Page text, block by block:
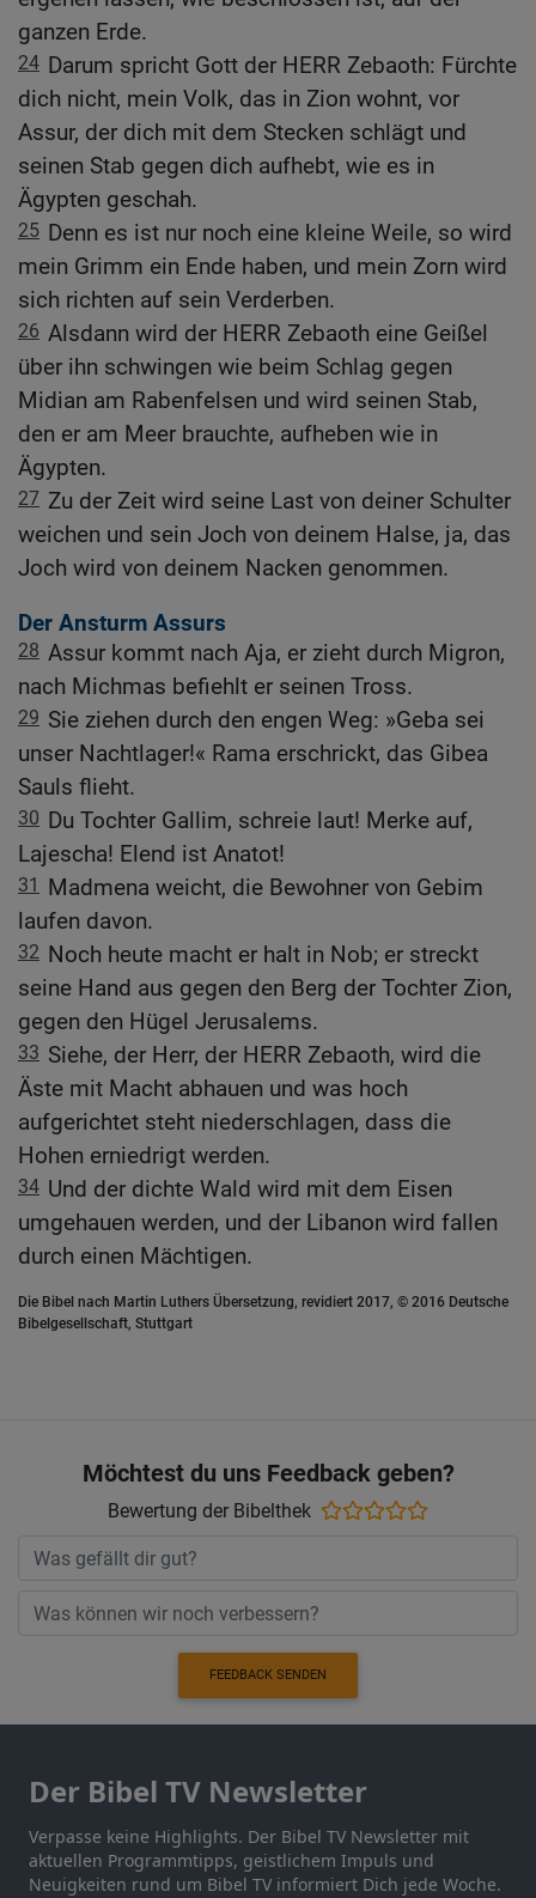
ganzen Erde.
24 Darum spricht Gott der HERR Zebaoth: Fürchte
dich nicht, mein Volk, das in Zion wohnt, vor
Assur, der dich mit dem Stecken schlägt und
seinen Stab gegen dich aufhebt, wie es in
Ägypten geschah.
25 Denn es ist nur noch eine kleine Weile, so wird
mein Grimm ein Ende haben, und mein Zorn wird
sich richten auf sein Verderben.
26 Alsdann wird der HERR Zebaoth eine Geißel
über ihn schwingen wie beim Schlag gegen
Midian am Rabenfelsen und wird seinen Stab,
den er am Meer brauchte, aufheben wie in
Ägypten.
27 Zu der Zeit wird seine Last von deiner Schulter
weichen und sein Joch von deinem Halse, ja, das
Joch wird von deinem Nacken genommen.
Der Ansturm Assurs
28 Assur kommt nach Aja, er zieht durch Migron,
nach Michmas befiehlt er seinen Tross.
29 Sie ziehen durch den engen Weg: »Geba sei
unser Nachtlager!« Rama erschrickt, das Gibea
Sauls flieht.
30 Du Tochter Gallim, schreie laut! Merke auf,
Lajescha! Elend ist Anatot!
31 Madmena weicht, die Bewohner von Gebim
laufen davon.
32 Noch heute macht er halt in Nob; er streckt
seine Hand aus gegen den Berg der Tochter Zion,
gegen den Hügel Jerusalems.
33 Siehe, der Herr, der HERR Zebaoth, wird die
Äste mit Macht abhauen und was hoch
aufgerichtet steht niederschlagen, dass die
Hohen erniedrigt werden.
34 Und der dichte Wald wird mit dem Eisen
umgehauen werden, und der Libanon wird fallen
durch einen Mächtigen.
Die Bibel nach Martin Luthers Übersetzung, revidiert 2017, © 2016 Deutsche
Bibelgesellschaft, Stuttgart
Möchtest du uns Feedback geben?
Bewertung der Bibelthek
FEEDBACK SENDEN
Der Bibel TV Newsletter
Verpasse keine Highlights. Der Bibel TV Newsletter mit
aktuellen Programmtipps, geistlichem Impuls und
Neuigkeiten rund um Bibel TV informiert Dich jede Woche.